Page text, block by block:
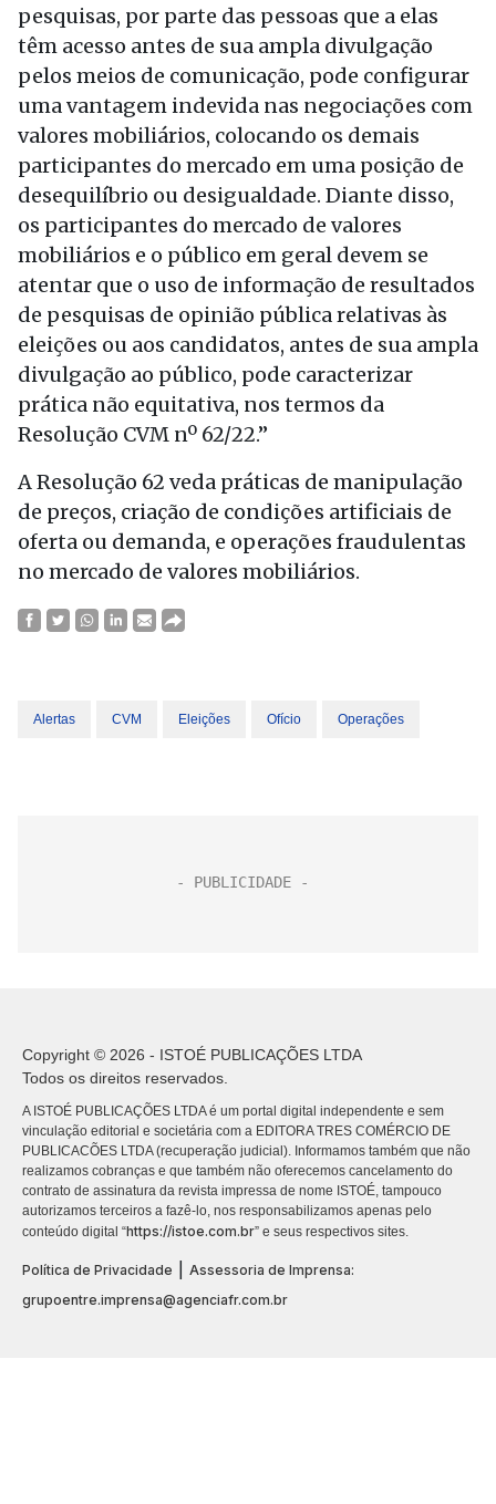
pesquisas, por parte das pessoas que a elas
têm acesso antes de sua ampla divulgação
pelos meios de comunicação, pode configurar
uma vantagem indevida nas negociações com
valores mobiliários, colocando os demais
participantes do mercado em uma posição de
desequilíbrio ou desigualdade. Diante disso,
os participantes do mercado de valores
mobiliários e o público em geral devem se
atentar que o uso de informação de resultados
de pesquisas de opinião pública relativas às
eleições ou aos candidatos, antes de sua ampla
divulgação ao público, pode caracterizar
prática não equitativa, nos termos da
Resolução CVM nº 62/22.”
A Resolução 62 veda práticas de manipulação
de preços, criação de condições artificiais de
oferta ou demanda, e operações fraudulentas
no mercado de valores mobiliários.
Alertas CVM Eleições Ofício Operações
Copyright © 2026 - ISTOÉ PUBLICAÇÕES LTDA
Todos os direitos reservados.
A ISTOÉ PUBLICAÇÕES LTDA é um portal digital independente e sem
vinculação editorial e societária com a EDITORA TRES COMÉRCIO DE
PUBLICACÕES LTDA (recuperação judicial). Informamos também que não
realizamos cobranças e que também não oferecemos cancelamento do
contrato de assinatura da revista impressa de nome ISTOÉ, tampouco
autorizamos terceiros a fazê-lo, nos responsabilizamos apenas pelo
conteúdo digital “https://istoe.com.br” e seus respectivos sites.
Política de Privacidade
Assessoria de Imprensa:
grupoentre.imprensa@agenciafr.com.br